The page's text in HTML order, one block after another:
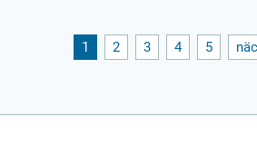
1 2 3 4 5